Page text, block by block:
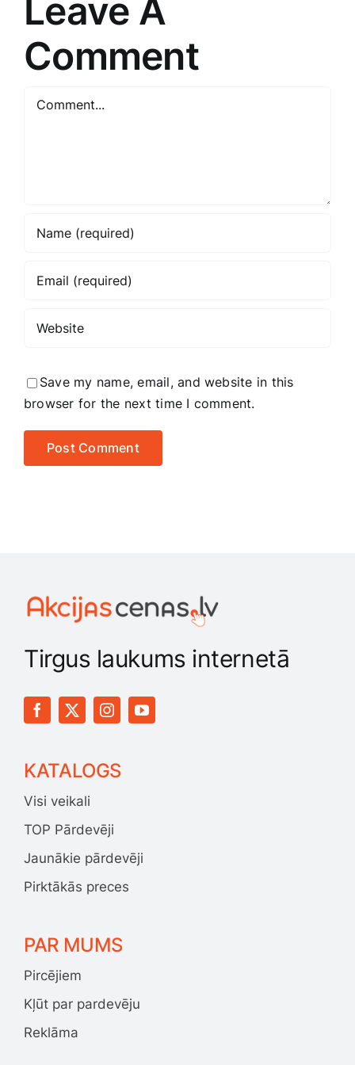
Leave A
Comment
Comment
Save my name, email, and website in this
browser for the next time I comment.
Tirgus laukums internetā
KATALOGS
Visi veikali
TOP Pārdevēji
Jaunākie pārdevēji
Pirktākās preces
PAR MUMS
Pircējiem
Kļūt par pardevēju
Reklāma